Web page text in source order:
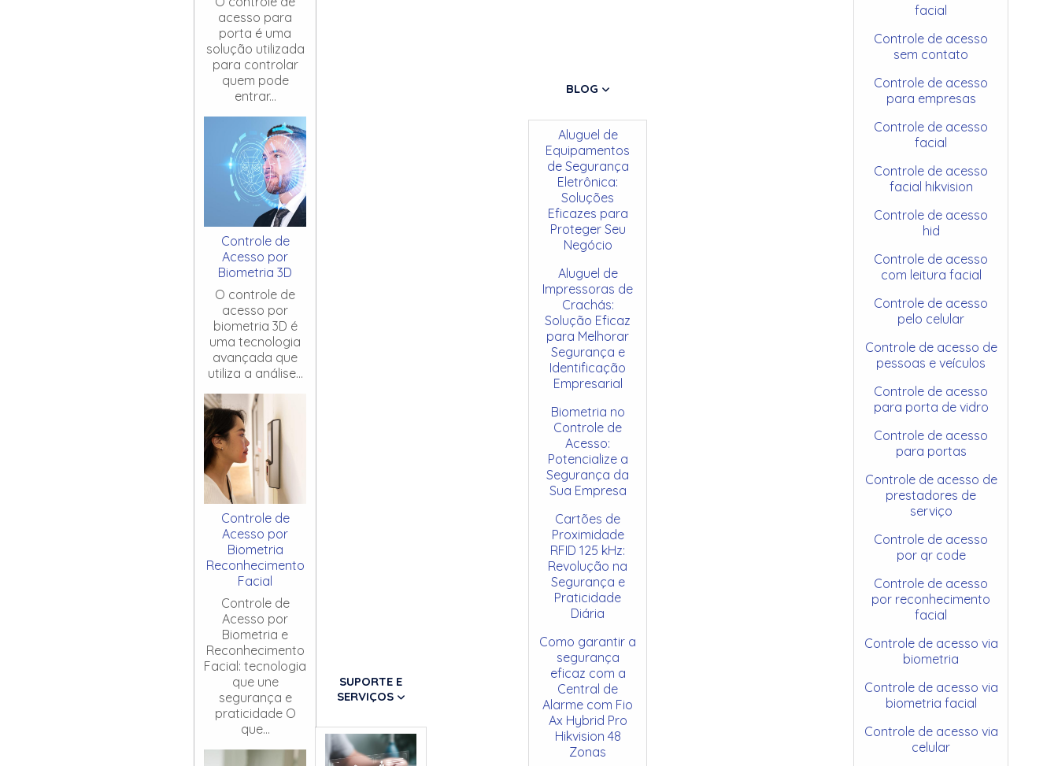
acesso para
porta é uma
solução utilizada
para controlar
quem pode
entrar...
Controle de
Acesso por
Biometria 3D
O controle de
acesso por
biometria 3D é
uma tecnologia
avançada que
utiliza a análise...
Controle de
Acesso por
Biometria
Reconhecimento
Facial
Controle de
Acesso por
Biometria e
Reconhecimento
Facial: tecnologia
que une
segurança e
praticidade O
que...
SUPORTE E
SERVIÇOS
BLOG
Aluguel de
Equipamentos
de Segurança
Eletrônica:
Soluções
Eficazes para
Proteger Seu
Negócio
Aluguel de
Impressoras de
Crachás:
Solução Eficaz
para Melhorar
Segurança e
Identificação
Empresarial
Biometria no
Controle de
Acesso:
Potencialize a
Segurança da
Sua Empresa
Cartões de
Proximidade
RFID 125 kHz:
Revolução na
Segurança e
Praticidade
Diária
Como garantir a
segurança
eficaz com a
Central de
Alarme com Fio
Ax Hybrid Pro
Hikvision 48
Zonas
facial
Controle de acesso
sem contato
Controle de acesso
para empresas
Controle de acesso
facial
Controle de acesso
facial hikvision
Controle de acesso
hid
Controle de acesso
com leitura facial
Controle de acesso
pelo celular
Controle de acesso de
pessoas e veículos
Controle de acesso
para porta de vidro
Controle de acesso
para portas
Controle de acesso de
prestadores de
serviço
Controle de acesso
por qr code
Controle de acesso
por reconhecimento
facial
Controle de acesso via
biometria
Controle de acesso via
biometria facial
Controle de acesso via
celular